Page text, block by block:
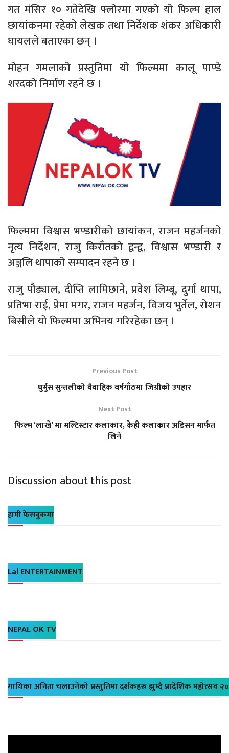
गत मंसिर १० गतेदेखि फ्लोरमा गएको यो फिल्म हाल
छायांकनमा रहेको लेखक तथा निर्देशक शंकर अधिकारी
घायलले बताएका छन् ।
मोहन गमलाको प्रस्तुतिमा यो फिल्ममा कालू पाण्डे
शरदको निर्माण रहने छ ।
फिल्ममा विश्वास भण्डारीको छायांकन, राजन महर्जनको
नृत्य निर्देशन, राजु किराँतको द्वन्द्व, विश्वास भण्डारी र
अञ्जलि थापाको सम्पादन रहने छ ।
राजु पौड्याल, दीप्ति लामिछाने, प्रवेश लिम्बू, दुर्गा थापा,
प्रतिभा राई, प्रेमा मगर, राजन महर्जन, विजय भुर्तेल, रोशन
बिसीले यो फिल्ममा अभिनय गरिरहेका छन् ।
Previous Post
धुर्मुस सुन्तलीको वैवाहिक वर्षगाँठमा जिग्रीको उपहार
Next Post
फिल्म ‘लाखे’ मा मल्टिस्टार कलाकार, केही कलाकार अडिसन मार्फत
लिने
Discussion about this post
हामी फेसबुकमा
Lal ENTERTAINMENT
NEPAL OK TV
गायिका अनिता चलाउनेको प्रस्तुतिमा दर्शकहरू झुम्दै प्रादेशिक महोत्सव